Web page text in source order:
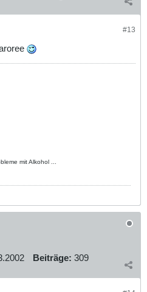
#13
mit Alkohol ...
Beiträge: 309